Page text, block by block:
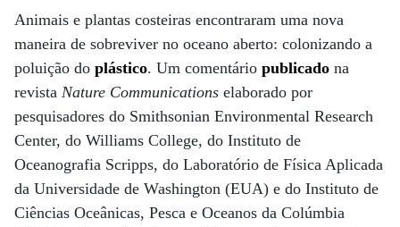
Animais e plantas costeiras encontraram uma nova
maneira de sobreviver no oceano aberto: colonizando a
poluição do plástico. Um comentário publicado na
revista Nature Communications elaborado por
pesquisadores do Smithsonian Environmental Research
Center, do Williams College, do Instituto de
Oceanografia Scripps, do Laboratório de Física Aplicada
da Universidade de Washington (EUA) e do Instituto de
Ciências Oceânicas, Pesca e Oceanos da Colúmbia